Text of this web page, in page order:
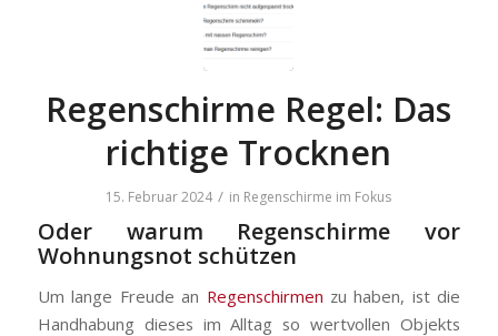
Regenschirme Regel: Das
richtige Trocknen
15. Februar 2024 / in Regenschirme im Fokus
Oder warum Regenschirme vor
Wohnungsnot schützen
Um lange Freude an Regenschirmen zu haben, ist die
Handhabung dieses im Alltag so wertvollen Objekts